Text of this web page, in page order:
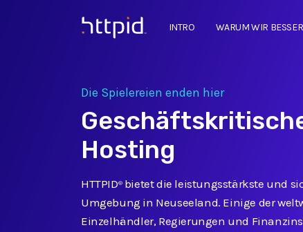
™
INTRO WARUM WIR
Die Spielereien enden hier
Hosting
HTTPID®bietet die leistungsstärkste und
Umgebung in Neuseeland. Einige der
Einzelhändler, Regierungen und